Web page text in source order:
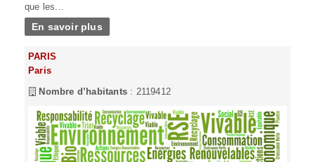
que les...
En savoir plus
PARIS
Paris
Nombre d’habitants : 2119412